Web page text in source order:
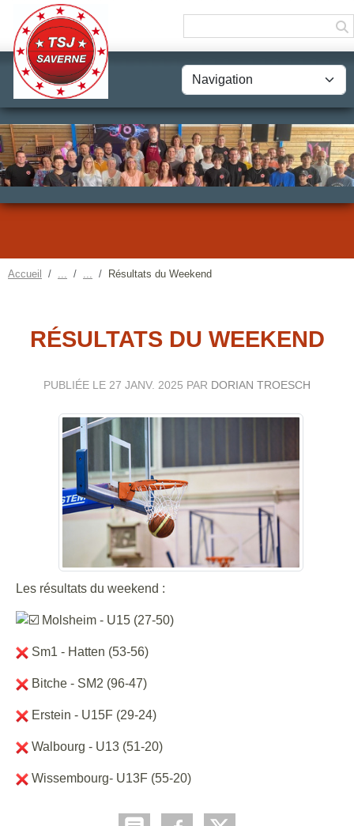
Accueil Résultats du Weekend
RÉSULTATS DU WEEKEND
PUBLIÉE LE 27 JANV. 2025 PAR DORIAN TROESCH
Les résultats du weekend :
Molsheim - U15 (27-50)
Sm1 - Hatten (53-56)
Bitche - SM2 (96-47)
Erstein - U15F (29-24)
Walbourg - U13 (51-20)
Wissembourg- U13F (55-20)
Panneau de gestion des cookies